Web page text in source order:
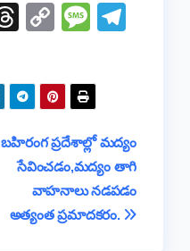
T
a
d
s
C
y
Li
n
k
M
a
g
e
a
m
బహిరంగ ప్రదేశాల్లో మద్యం
సేవించడం,మద్యం తాగి
వాహనాలు నడపడం
అత్యంత ప్రమాదకరం.